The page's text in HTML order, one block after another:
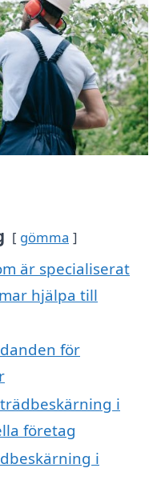
gömma
är specialiserat
hjälpa till
för
i
företag
i